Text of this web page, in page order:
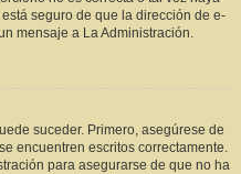
seguro de que la dirección de e-
mensaje a La Administración.
suceder. Primero, asegúrese de
encuentren escritos correctamente.
para asegurarse de que no ha